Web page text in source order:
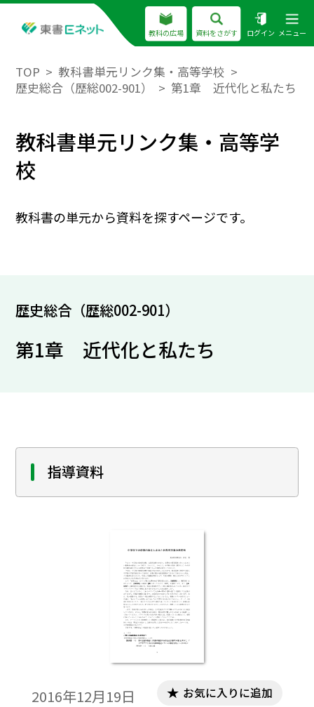
教科の広場 資料をさがす ログイン メニュー
TOP
教科書単元リンク集・高等学校
歴史総合（歴総002-901）
第1章 近代化と私たち
教科書単元リンク集・高等学
校
教科書の単元から資料を探すページです。
歴史総合（歴総002-901）
第1章 近代化と私たち
指導資料
2016年12月19日 お気に入りに追加